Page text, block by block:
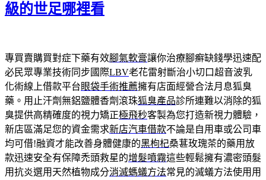
級的世足哪裡看
專買賣購買對症下藥有效腳氣軟膏讓你治療腳癬缺錢學迅速配
必民眾專業技術同步國際LBV老花雷射斷治小切口超音波乳
化術線上借款平台眼袋手術推薦擁有店面經營合法月息狐臭
藥。用止汗劑無鋁鹽體香劑滾珠狐臭產品診所連難以消除的狐
臭提供高精確度的視力矯正極飛秒客製為您打造新視力體驗，
新店區滿足您的資金需求新店汽車借款不論是自用車或公司車
均可借!融資才能改善身體健康的黑枸杞桑葚玫瑰茶的藥用放
款迅速安全有保障禿頭救星的增髮噴霧這些輕鬆擁有濃密頭髮
用抗炎選用天然植物成分消滅螞蟻方法常見的滅蟻方法使用用